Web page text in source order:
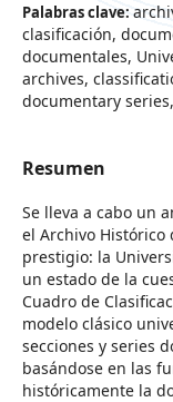
Palabras clave:
clasificación,
documentales,
archives,
documentary
Resumen
Se lleva a cabo un
el Archivo Histórico
prestigio: la
un estado de la
Cuadro de
modelo clásico
secciones y series
basándose en las
históricamente la